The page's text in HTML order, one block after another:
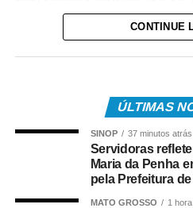
A oficina começa às 9h30
confecção, montagem e
participam de um festival para
Durante toda a atividade
sorteio de brindes.
“Mais do que ensinar a
CONTINUE
ÚLTIMAS
SINOP 37 minutos atrás
Servidoras
Maria da Penha
pela Prefeitura
MATO GROSSO 1